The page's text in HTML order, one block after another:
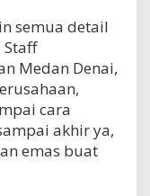
semua detail
Medan Denai,
cara
akhir ya,
emas buat